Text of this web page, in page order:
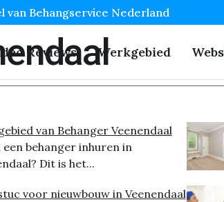
van Behangservice Nederland
Reviews Werkgebied
van Behanger Veenendaal
een behanger inhuren in
Dit is het...
voor nieuwbouw in Veenendaal